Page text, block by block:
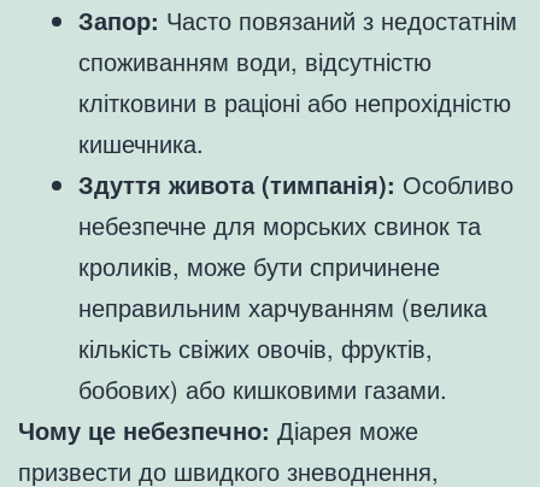
Запор: Часто повязаний з недостатнім
споживанням води, відсутністю
клітковини в раціоні або непрохідністю
кишечника.
Здуття живота (тимпанія): Особливо
небезпечне для морських свинок та
кроликів, може бути спричинене
неправильним харчуванням (велика
кількість свіжих овочів, фруктів,
бобових) або кишковими газами.
Чому це небезпечно: Діарея може
призвести до швидкого зневоднення,